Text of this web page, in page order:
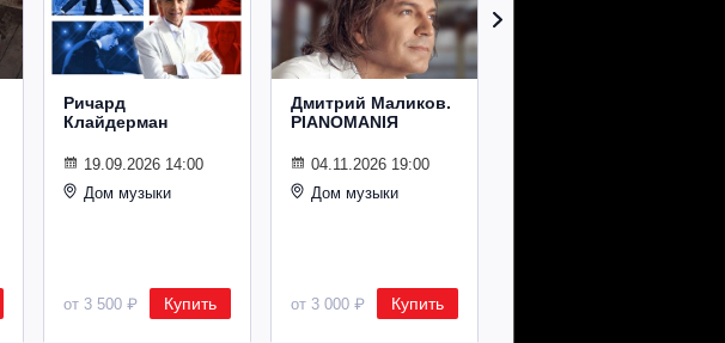
Ричард
Клайдерман
19.09.2026 14:00
Дом музыки
от 3 500 ₽ Купить
Дмитрий Маликов.
PIANOMANIЯ
04.11.2026 19:00
Дом музыки
от 3 000 ₽ Купить